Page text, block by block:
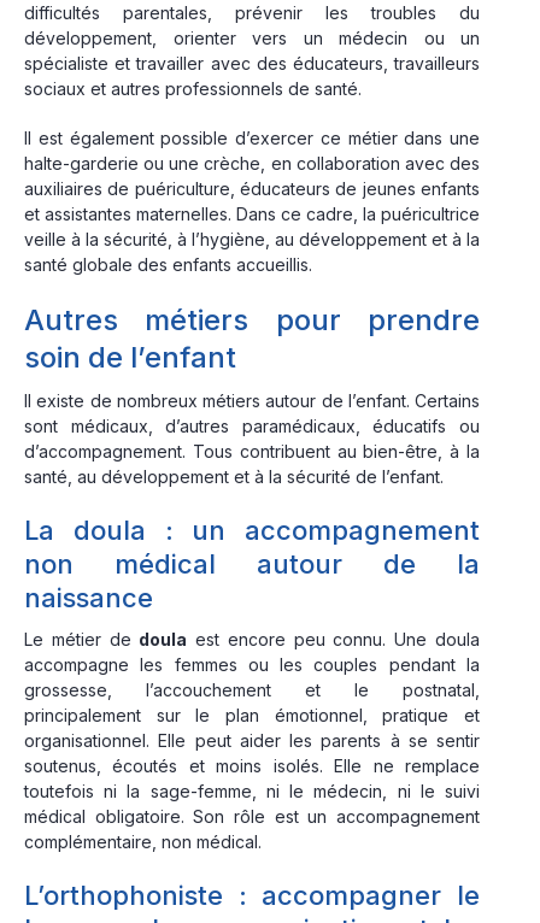
difficultés parentales, prévenir les troubles du
développement, orienter vers un médecin ou un
spécialiste et travailler avec des éducateurs, travailleurs
sociaux et autres professionnels de santé.
Il est également possible d’exercer ce métier dans une
halte-garderie ou une crèche, en collaboration avec des
auxiliaires de puériculture, éducateurs de jeunes enfants
et assistantes maternelles. Dans ce cadre, la puéricultrice
veille à la sécurité, à l’hygiène, au développement et à la
santé globale des enfants accueillis.
Autres métiers pour prendre
soin de l’enfant
Il existe de nombreux métiers autour de l’enfant. Certains
sont médicaux, d’autres paramédicaux, éducatifs ou
d’accompagnement. Tous contribuent au bien-être, à la
santé, au développement et à la sécurité de l’enfant.
La doula : un accompagnement
non médical autour de la
naissance
Le métier de doula est encore peu connu. Une doula
accompagne les femmes ou les couples pendant la
grossesse, l’accouchement et le postnatal,
principalement sur le plan émotionnel, pratique et
organisationnel. Elle peut aider les parents à se sentir
soutenus, écoutés et moins isolés. Elle ne remplace
toutefois ni la sage-femme, ni le médecin, ni le suivi
médical obligatoire. Son rôle est un accompagnement
complémentaire, non médical.
L’orthophoniste : accompagner le